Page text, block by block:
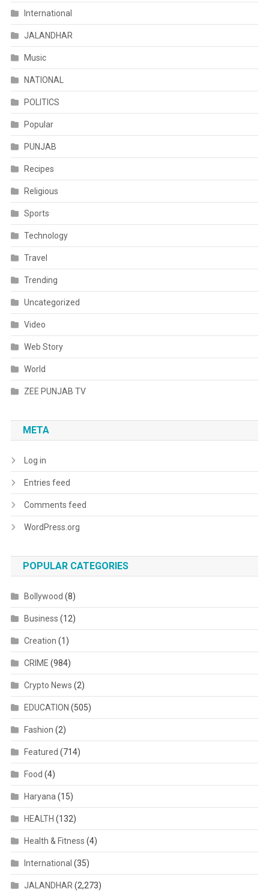
International
JALANDHAR
Music
NATIONAL
POLITICS
Popular
PUNJAB
Recipes
Religious
Sports
Technology
Travel
Trending
Uncategorized
Video
Web Story
World
ZEE PUNJAB TV
META
Log in
Entries feed
Comments feed
WordPress.org
POPULAR CATEGORIES
Bollywood (8)
Business (12)
Creation (1)
CRIME (984)
Crypto News (2)
EDUCATION (505)
Fashion (2)
Featured (714)
Food (4)
Haryana (15)
HEALTH (132)
Health & Fitness (4)
International (35)
JALANDHAR (2,273)